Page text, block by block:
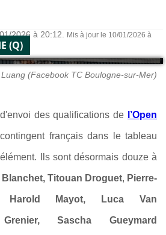
2026 à 20:12.
Mis à jour le 10/01/2026 à
(Q)
(Facebook TC Boulogne-sur-Mer)
des qualifications de l’Open
français dans le tableau
Ils sont désormais douze à
Blanchet, Titouan Droguet, Pierre-
Harold Mayot, Luca Van
Grenier,Sascha Gueymard